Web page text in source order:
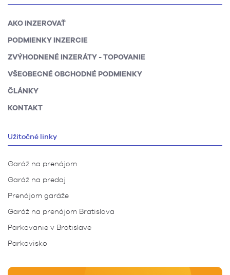
AKO INZEROVAŤ
PODMIENKY INZERCIE
ZVÝHODNENÉ INZERÁTY - TOPOVANIE
VŠEOBECNÉ OBCHODNÉ PODMIENKY
ČLÁNKY
KONTAKT
Užitočné linky
Garáž na prenájom
Garáž na predaj
Prenájom garáže
Garáž na prenájom Bratislava
Parkovanie v Bratislave
Parkovisko